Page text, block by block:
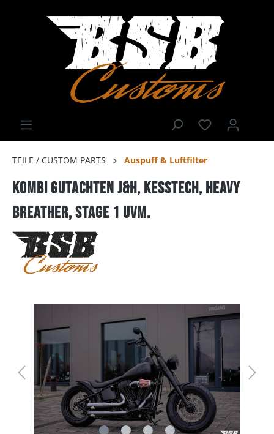
TEILE / CUSTOM PARTS Auspuff & Luftfilter
Kombi Gutachten J&H, Kesstech, Heavy
Breather, Stage 1 uvm.